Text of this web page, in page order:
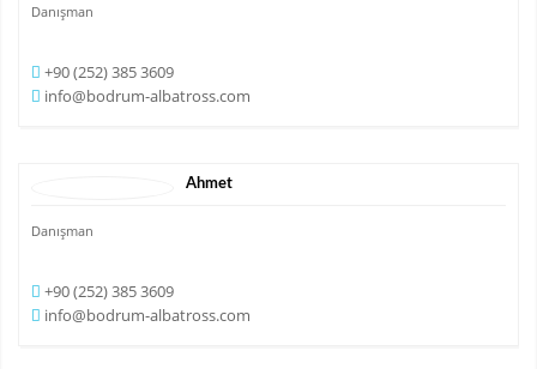
Danışman
+90 (252) 385 3609
info@bodrum-albatross.com
Ahmet
Danışman
+90 (252) 385 3609
info@bodrum-albatross.com